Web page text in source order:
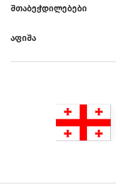
ᲨᲗᲐᲑᲔᲭᲓᲘᲚᲔᲑᲔᲑᲘ
ᲐᲤᲘᲨᲐ